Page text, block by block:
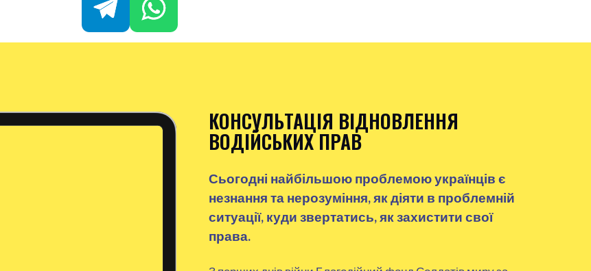
КОНСУЛЬТАЦІЯ ВІДНОВЛЕННЯ
ВОДІЙСЬКИХ ПРАВ
Сьогодні найбільшою проблемою українців є
незнання та нерозуміння, як діяти в проблемній
ситуації, куди звертатись, як захистити свої
права.